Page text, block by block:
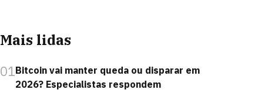
Mais lidas
01Bitcoin vai manter queda ou disparar em
2026? Especialistas respondem